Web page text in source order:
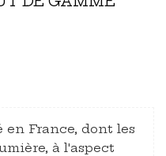
France, dont les
à l'aspect